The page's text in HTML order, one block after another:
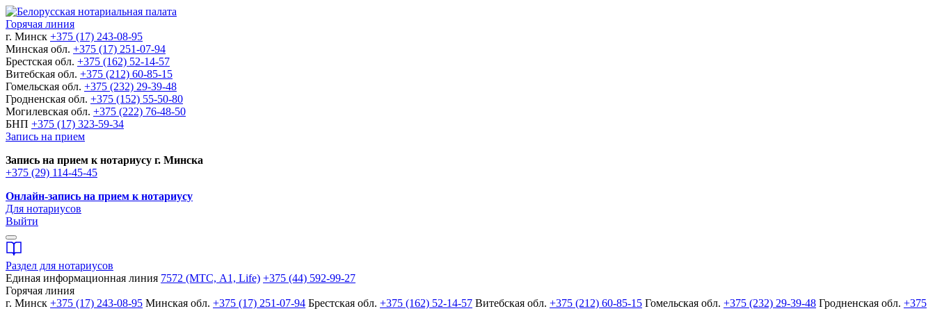
Горячая линия
г. Минск +375 (17) 243-08-95
Минская обл. +375 (17) 251-07-94
Брестская обл. +375 (162) 52-14-57
Витебская обл. +375 (212) 60-85-15
Гомельская обл. +375 (232) 29-39-48
Гродненская обл. +375 (152) 55-50-80
Могилевская обл. +375 (222) 76-48-50
БНП +375 (17) 323-59-34
Запись на прием
Запись на прием к нотариусу г. Минска
+375 (29) 114-45-45
Онлайн-запись на прием к нотариусу
Для нотариусов
Выйти
Раздел для нотариусов
Единая информационная линия 7572 (МТС, A1, Life) +375 (44) 592-99-27
Горячая линия
г. Минск +375 (17) 243-08-95 Минская обл. +375 (17) 251-07-94 Брестская обл. +375 (162) 52-14-57 Витебская обл. +375 (212) 60-85-15 Гомельская обл. +375 (232) 29-39-48 Гродненская обл. +375